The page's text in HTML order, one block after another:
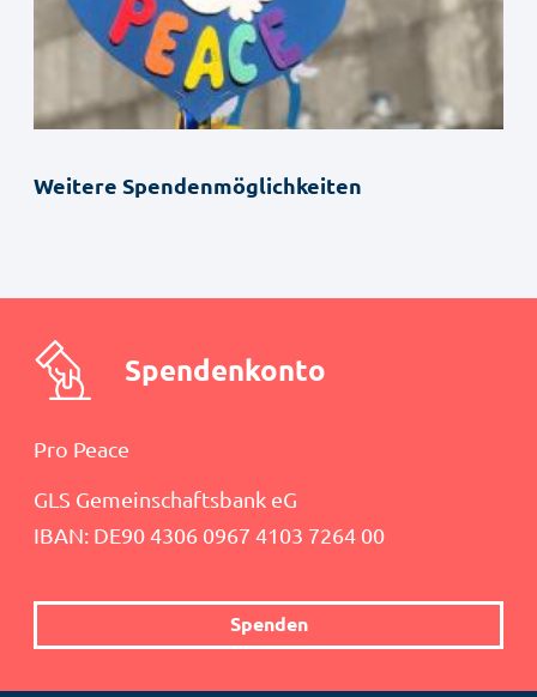
Weitere Spendenmöglichkeiten
Spendenkonto
Pro Peace
GLS Gemeinschaftsbank eG
IBAN: DE90 4306 0967 4103 7264 00
Spenden